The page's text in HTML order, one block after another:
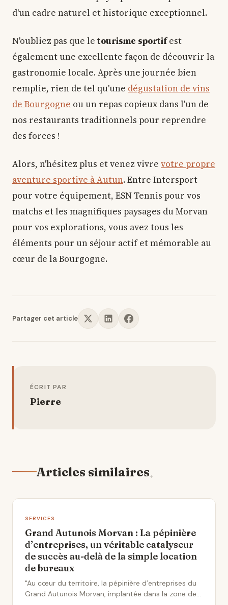
d'un cadre naturel et historique exceptionnel.
N'oubliez pas que le tourisme sportifest
également une excellente façon de découvrir la
gastronomie locale. Après une journée bien
remplie, rien de tel qu'une dégustation de vins
de Bourgogne ou un repas copieux dans l'un de
nos restaurants traditionnels pour reprendre
des forces !
Alors, n'hésitez plus et venez vivre votre propre
aventure sportive à Autun. Entre Intersport
pour votre équipement, ESN Tennis pour vos
matchs et les magnifiques paysages du Morvan
pour vos explorations, vous avez tous les
éléments pour un séjour actif et mémorable au
cœur de la Bourgogne.
Partager cet article
ÉCRIT PAR
Pierre
Articles similaires
SERVICES
Grand Autunois Morvan : La pépinière
d’entreprises, un véritable catalyseur
de succès au-delà de la simple location
de bureaux
"Au cœur du territoire, la pépinière d’entreprises du
Grand Autunois Morvan, implantée dans la zone de